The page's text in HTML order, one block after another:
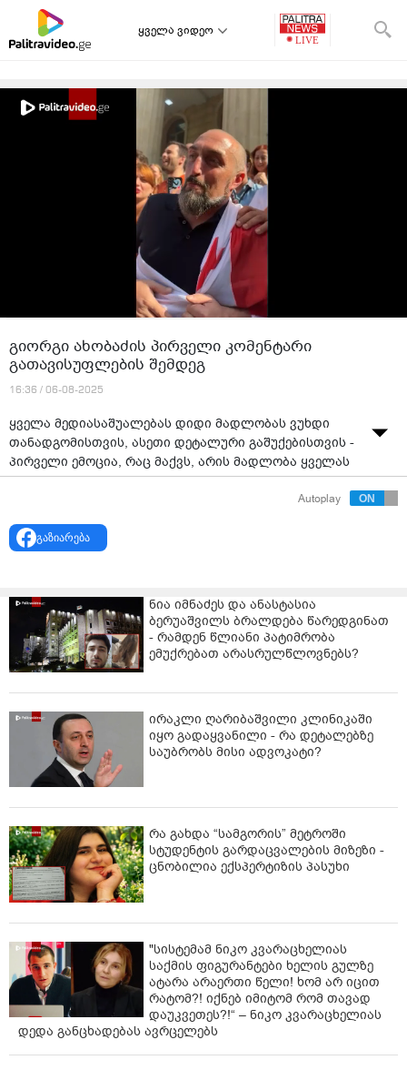
ყველა ვიდეო
გიორგი ახობაძის პირველი კომენტარი
გათავისუფლების შემდეგ
16:36 / 06-08-2025
ყველა მედიასაშუალებას დიდი მადლობას ვუხდი
თანადგომისთვის, ასეთი დეტალური გაშუქებისთვის -
პირველი ემოცია, რაც მაქვს, არის მადლობა ყველას
მიმართ,- ამის შესახებ ექიმმა, გიორგი ახობაძემ
სასამართლო დარბაზიდან გათავისუფლების შემდგომ
„ყველა მედიასაშუალებას დიდი მადლობას ვუხდი
ისეთი მხარდაჭერა მქონდა თქვენგან. პირველი
ემოცია, რაც მაქვს, არის მადლობა ყველას მიმართ.
არ მჯერა, აქ რომ ვარ ახლა, მადლობა გვერდში
ვიდეო: "რადიო თავისუფლება"
Autoplay
გაზიარება
ნია იმნაძეს და ანასტასია
ბერუაშვილს ბრალდება წარედგინათ
- რამდენ წლიანი პატიმრობა
ემუქრებათ არასრულწლოვნებს?
ირაკლი ღარიბაშვილი კლინიკაში
იყო გადაყვანილი - რა დეტალებზე
საუბრობს მისი ადვოკატი?
რა გახდა “სამგორის” მეტროში
სტუდენტის გარდაცვალების მიზეზი -
ცნობილია ექსპერტიზის პასუხი
"სისტემამ ნიკო კვარაცხელიას
საქმის ფიგურანტები ხელის გულზე
ატარა არაერთი წელი! ხომ არ იცით
რატომ?! იქნებ იმიტომ რომ თავად
დაუკვეთეს?!“ – ნიკო კვარაცხელიას
დედა განცხადებას ავრცელებს